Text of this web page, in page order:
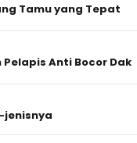
Tamu yang Tepat
Anti Bocor Dak
jenisnya